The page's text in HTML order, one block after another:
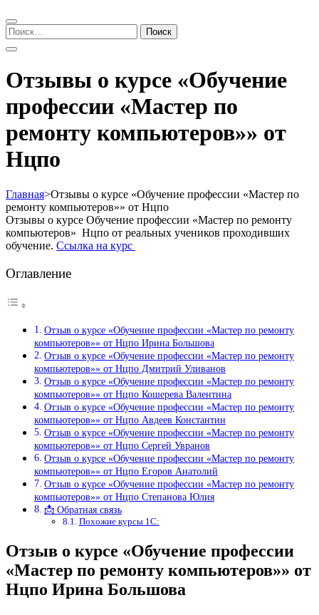
Найти:
Отзывы о курсе «Обучение
профессии «Мастер по
ремонту компьютеров»» от
Нцпо
Главная>Отзывы о курсе «Обучение профессии «Мастер по
ремонту компьютеров»» от Нцпо
Отзывы о курсе Обучение профессии «Мастер по ремонту
компьютеров» Нцпо от реальных учеников проходивших
обучение. Ссылка на курс
Оглавление
Отзыв о курсе «Обучение профессии «Мастер по ремонту
компьютеров»» от Нцпо Ирина Большова
Отзыв о курсе «Обучение профессии «Мастер по ремонту
компьютеров»» от Нцпо Дмитрий Уливанов
Отзыв о курсе «Обучение профессии «Мастер по ремонту
компьютеров»» от Нцпо Кошерева Валентина
Отзыв о курсе «Обучение профессии «Мастер по ремонту
компьютеров»» от Нцпо Авдеев Константин
Отзыв о курсе «Обучение профессии «Мастер по ремонту
компьютеров»» от Нцпо Сергей Увранов
Отзыв о курсе «Обучение профессии «Мастер по ремонту
компьютеров»» от Нцпо Егоров Анатолий
Отзыв о курсе «Обучение профессии «Мастер по ремонту
компьютеров»» от Нцпо Степанова Юлия
📩 Обратная связь
Похожие курсы 1С:
Отзыв о курсе «Обучение профессии
«Мастер по ремонту компьютеров»» от
Нцпо Ирина Большова